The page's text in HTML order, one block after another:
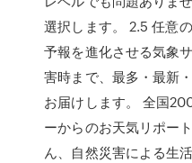
選択します。 2.5 任意
予報を進化させる気象
害時まで、最多・最新
お届けします。 全国
ーからのお天気リポー
ん、自然災害による生